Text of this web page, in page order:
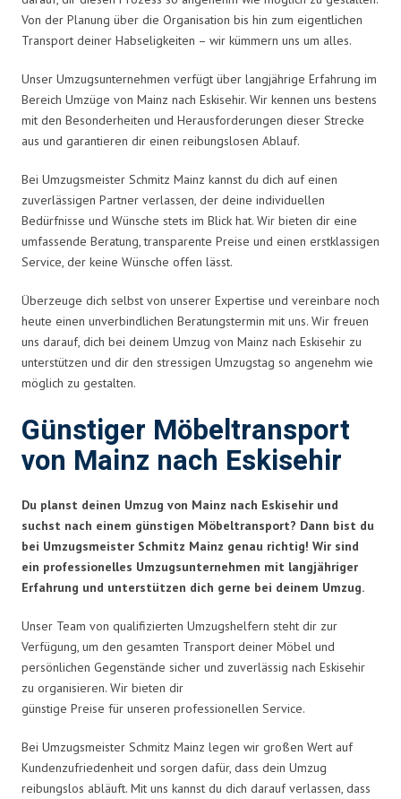
Von der Planung über die Organisation bis hin zum eigentlichen
Transport deiner Habseligkeiten – wir kümmern uns um alles.
Unser Umzugsunternehmen verfügt über langjährige Erfahrung im
Bereich Umzüge von Mainz nach Eskisehir. Wir kennen uns bestens
mit den Besonderheiten und Herausforderungen dieser Strecke
aus und garantieren dir einen reibungslosen Ablauf.
Bei Umzugsmeister Schmitz Mainz kannst du dich auf einen
zuverlässigen Partner verlassen, der deine individuellen
Bedürfnisse und Wünsche stets im Blick hat. Wir bieten dir eine
umfassende Beratung, transparente Preise und einen erstklassigen
Service, der keine Wünsche offen lässt.
Überzeuge dich selbst von unserer Expertise und vereinbare noch
heute einen unverbindlichen Beratungstermin mit uns. Wir freuen
uns darauf, dich bei deinem Umzug von Mainz nach Eskisehir zu
unterstützen und dir den stressigen Umzugstag so angenehm wie
möglich zu gestalten.
Günstiger Möbeltransport
von Mainz nach Eskisehir
Du planst deinen Umzug von Mainz nach Eskisehir und
suchst nach einem günstigen Möbeltransport? Dann bist du
bei Umzugsmeister Schmitz Mainz genau richtig! Wir sind
ein professionelles Umzugsunternehmen mit langjähriger
Erfahrung und unterstützen dich gerne bei deinem Umzug.
Unser Team von qualifizierten Umzugshelfern steht dir zur
Verfügung, um den gesamten Transport deiner Möbel und
persönlichen Gegenstände sicher und zuverlässig nach Eskisehir
zu organisieren. Wir bieten dir
günstige Preise für unseren professionellen Service.
Bei Umzugsmeister Schmitz Mainz legen wir großen Wert auf
Kundenzufriedenheit und sorgen dafür, dass dein Umzug
reibungslos abläuft. Mit uns kannst du dich darauf verlassen, dass